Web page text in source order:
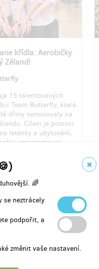
🌈
neztrácely
podpořit, a
změnit vaše nastavení.
křídla: Aerobičky
Zéland!
15 talentovaných
Team Butterfly, které
dřiny nominovaly na
Cílem je pomoci
letenky a ubytování,
reprezentovat
ze 3
350 000 Kč
23 do konce